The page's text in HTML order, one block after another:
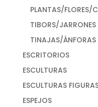
PLANTAS/FLORES/
TIBORS/JARRONES
TINAJAS/ÁNFORAS
ESCRITORIOS
ESCULTURAS
ESCULTURAS
ESPEJOS